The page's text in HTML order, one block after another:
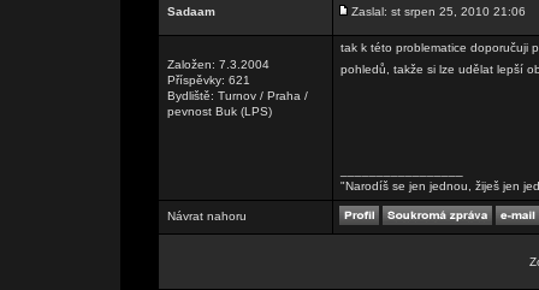
Sadaam Zaslal: st srpen 25, 2010 21:06
Založen: 7.3.2004
Příspěvky: 621
Bydliště: Turnov / Praha /
pevnost Buk (LPS)
tak k této problematice doporučuji
pohledů, takže si lze udělat lepší
"Narodíš se jen jednou, žiješ jen
Návrat nahoru